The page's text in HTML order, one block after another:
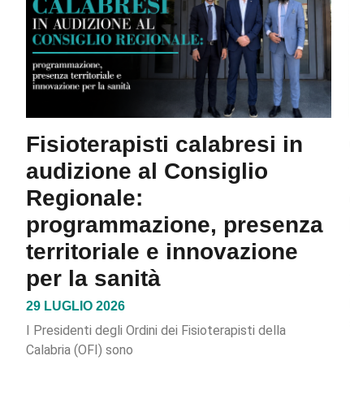
Fisioterapisti calabresi in
audizione al Consiglio
Regionale:
programmazione, presenza
territoriale e innovazione
per la sanità
29 LUGLIO 2026
I Presidenti degli Ordini dei Fisioterapisti della
Calabria (OFI) sono